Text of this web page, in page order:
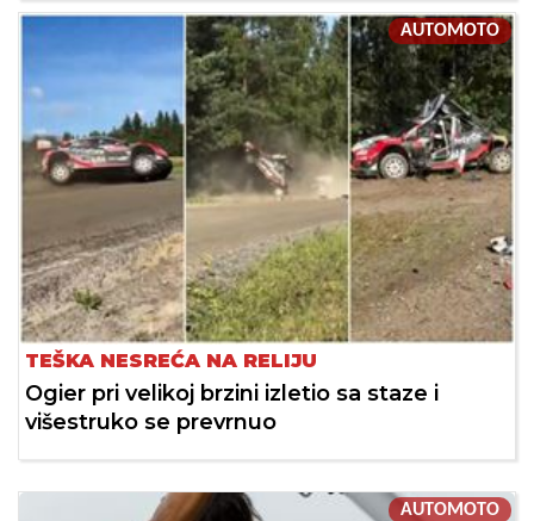
AUTOMOTO
TEŠKA NESREĆA NA RELIJU
Ogier pri velikoj brzini izletio sa staze i
višestruko se prevrnuo
AUTOMOTO